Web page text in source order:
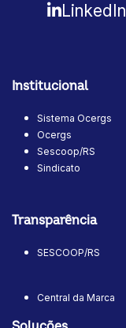
LinkedIn
Institucional
Sistema Ocergs
Ocergs
Sescoop/RS
Sindicato
Transparência
SESCOOP/RS
Central da Marca